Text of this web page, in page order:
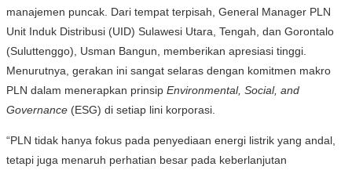
manajemen puncak. Dari tempat terpisah, General Manager PLN
Unit Induk Distribusi (UID) Sulawesi Utara, Tengah, dan Gorontalo
(Suluttenggo), Usman Bangun, memberikan apresiasi tinggi.
Menurutnya, gerakan ini sangat selaras dengan komitmen makro
PLN dalam menerapkan prinsip Environmental, Social, and
Governance (ESG) di setiap lini korporasi.
“PLN tidak hanya fokus pada penyediaan energi listrik yang andal,
tetapi juga menaruh perhatian besar pada keberlanjutan